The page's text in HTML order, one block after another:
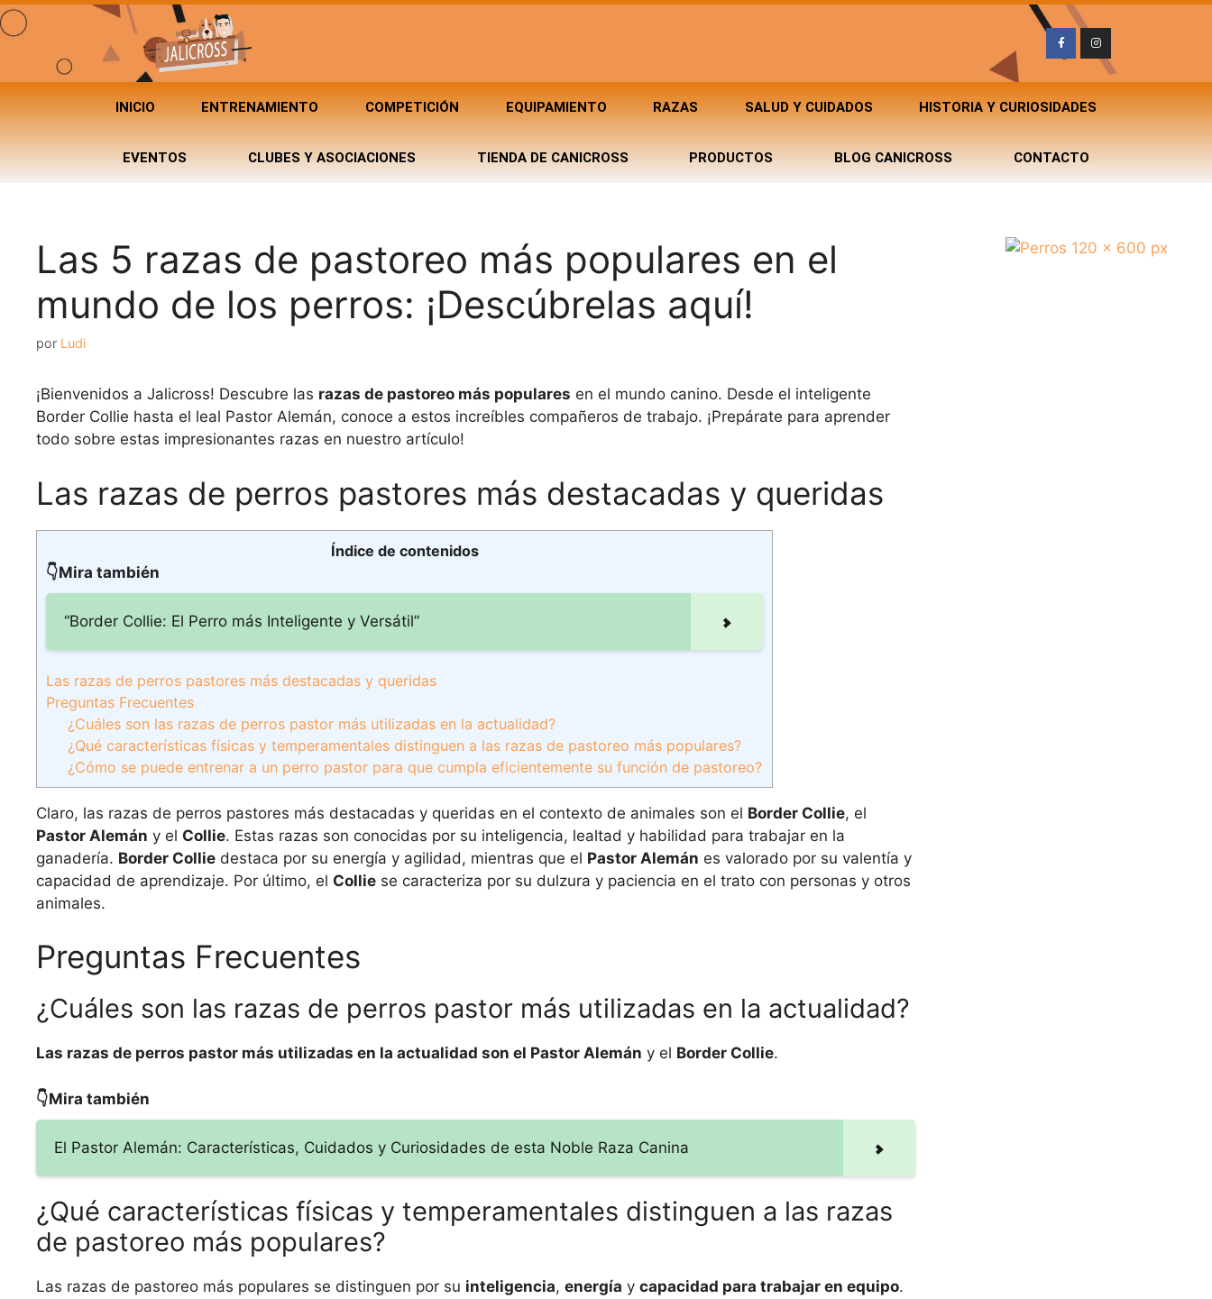
INICIO ENTRENAMIENTO COMPETICIÓN EQUIPAMIENTO RAZAS SALUD Y CUIDADOS HISTORIA Y CURIOSIDADES
EVENTOS CLUBES Y ASOCIACIONES TIENDA DE CANICROSS PRODUCTOS BLOG CANICROSS CONTACTO
Las 5 razas de pastoreo más populares en el
mundo de los perros: ¡Descúbrelas aquí!
por Ludi
¡Bienvenidos a Jalicross! Descubre las razas de pastoreo más populares en el mundo canino. Desde el inteligente
Border Collie hasta el leal Pastor Alemán, conoce a estos increíbles compañeros de trabajo. ¡Prepárate para aprender
todo sobre estas impresionantes razas en nuestro artículo!
Las razas de perros pastores más destacadas y queridas
Índice de contenidos
👇Mira también
“Border Collie: El Perro más Inteligente y Versátil”
Las razas de perros pastores más destacadas y queridas
Preguntas Frecuentes
¿Cuáles son las razas de perros pastor más utilizadas en la actualidad?
¿Qué características físicas y temperamentales distinguen a las razas de pastoreo más populares?
¿Cómo se puede entrenar a un perro pastor para que cumpla eficientemente su función de pastoreo?
Claro, las razas de perros pastores más destacadas y queridas en el contexto de animales son el Border Collie, el
Pastor Alemán y el Collie. Estas razas son conocidas por su inteligencia, lealtad y habilidad para trabajar en la
ganadería. Border Collie destaca por su energía y agilidad, mientras que el Pastor Alemán es valorado por su valentía y
capacidad de aprendizaje. Por último, el Collie se caracteriza por su dulzura y paciencia en el trato con personas y otros
animales.
Preguntas Frecuentes
¿Cuáles son las razas de perros pastor más utilizadas en la actualidad?
Las razas de perros pastor más utilizadas en la actualidad son el Pastor Alemán y el Border Collie.
👇Mira también
El Pastor Alemán: Características, Cuidados y Curiosidades de esta Noble Raza Canina
¿Qué características físicas y temperamentales distinguen a las razas
de pastoreo más populares?
Las razas de pastoreo más populares se distinguen por su inteligencia, energía y capacidad para trabajar en equipo.